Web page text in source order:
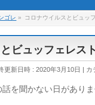
ゴレ » コロナウイルスとビュッ
ビュッフェレス
更新日時 : 2020年3月10日 カ
を聞かない日がありま